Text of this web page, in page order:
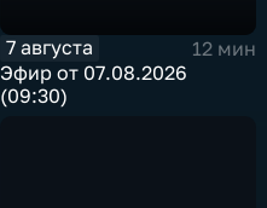
7 августа
12 мин
Эфир от 07.08.2026
(09:30)